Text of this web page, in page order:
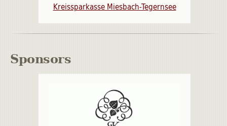
Kreissparkasse Miesbach-Tegernsee
Sponsors